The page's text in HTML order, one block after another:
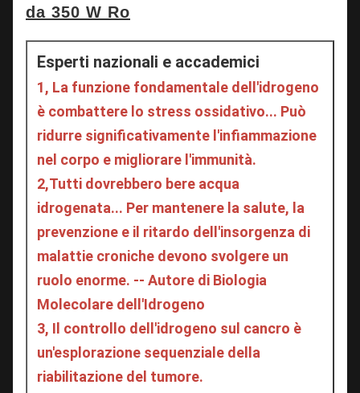
Esperti nazionali e accademici
1, La funzione fondamentale dell'idrogeno
è combattere lo stress ossidativo... Può
ridurre significativamente l'infiammazione
nel corpo e migliorare l'immunità.
2,Tutti dovrebbero bere acqua
idrogenata... Per mantenere la salute, la
prevenzione e il ritardo dell'insorgenza di
malattie croniche devono svolgere un
ruolo enorme. -- Autore di Biologia
Molecolare dell'Idrogeno
3, Il controllo dell'idrogeno sul cancro è
un'esplorazione sequenziale della
riabilitazione del tumore.